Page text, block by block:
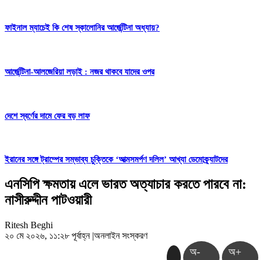
ফাইনাল ম্যাচেই কি শেষ স্কালোনির আর্জেন্টিনা অধ্যায়?
আর্জেন্টিনা-আলজেরিয়া লড়াই : নজর থাকবে যাদের ওপর
দেশে স্বর্ণের দামে ফের বড় লাফ
ইরানের সঙ্গে ট্রাম্পের সম্ভাব্য চুক্তিকে ‘আত্মসমর্পণ দলিল’ আখ্যা ডেমোক্র্যাটদের
এনসিপি ক্ষমতায় এলে ভারত অত্যাচার করতে পারবে না:
নাসীরুদ্দীন পাটওয়ারী
Ritesh Beghi
২০ মে ২০২৬, ১১:২৮ পূর্বাহ্ন |অনলাইন সংস্করণ
অ- অ+